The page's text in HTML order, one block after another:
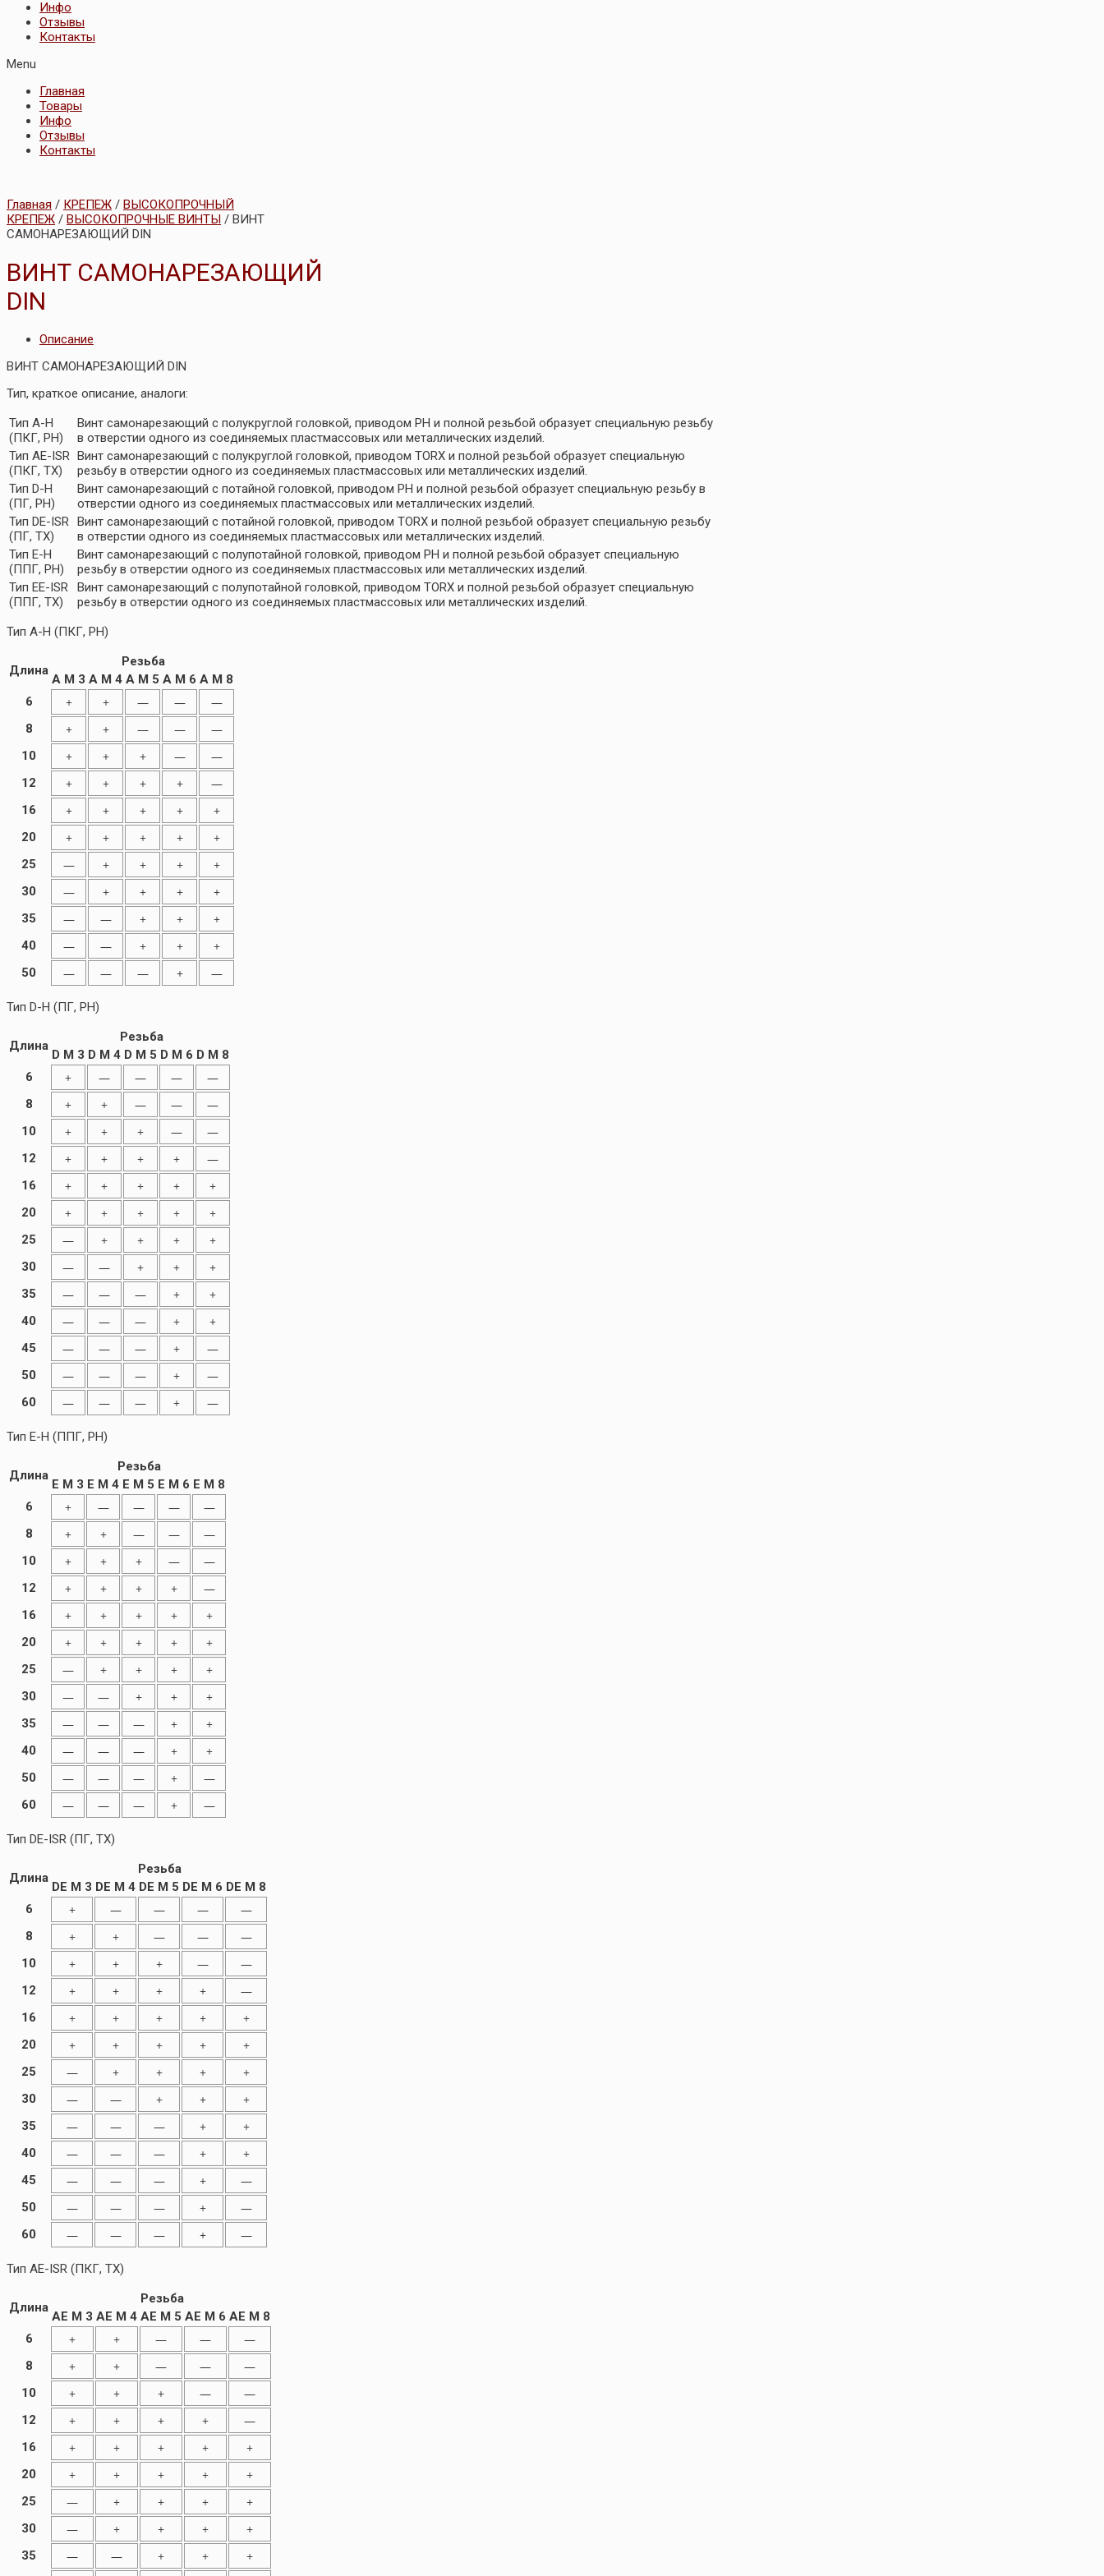
Инфо
Отзывы
Контакты
Menu
Главная
Товары
Инфо
Отзывы
Контакты
Главная / КРЕПЕЖ / ВЫСОКОПРОЧНЫЙ
КРЕПЕЖ / ВЫСОКОПРОЧНЫЕ ВИНТЫ / ВИНТ
САМОНАРЕЗАЮЩИЙ DIN
ВИНТ САМОНАРЕЗАЮЩИЙ
DIN
Описание
ВИНТ САМОНАРЕЗАЮЩИЙ DIN
Тип, краткое описание, аналоги:
Тип A-H
(ПКГ, PH)
Винт самонарезающий с полукруглой головкой, приводом PH и полной резьбой образует специальную резьбу
в отверстии одного из соединяемых пластмассовых или металлических изделий.
Тип AE-ISR
(ПКГ, TX)
Винт самонарезающий с полукруглой головкой, приводом TORX и полной резьбой образует специальную
резьбу в отверстии одного из соединяемых пластмассовых или металлических изделий.
Тип D-H
(ПГ, PH)
Винт самонарезающий с потайной головкой, приводом PH и полной резьбой образует специальную резьбу в
отверстии одного из соединяемых пластмассовых или металлических изделий.
Тип DE-ISR
(ПГ, TX)
Винт самонарезающий с потайной головкой, приводом TORX и полной резьбой образует специальную резьбу
в отверстии одного из соединяемых пластмассовых или металлических изделий.
Тип E-H
(ППГ, PH)
Винт самонарезающий с полупотайной головкой, приводом PH и полной резьбой образует специальную
резьбу в отверстии одного из соединяемых пластмассовых или металлических изделий.
Тип EE-ISR
(ППГ, TX)
Винт самонарезающий с полупотайной головкой, приводом TORX и полной резьбой образует специальную
резьбу в отверстии одного из соединяемых пластмассовых или металлических изделий.
Тип A-H (ПКГ, PH)
Длина
Резьба
A M 3 A M 4 A M 5 A M 6 A M 8
6
+ + — — —
8 + + — — —
10 + + + — —
12 + + + + —
16 + + + + +
20 + + + + +
25 — + + + +
30 — + + + +
35 — — + + +
40 — — + + +
50 — — — + —
Тип D-H (ПГ, PH)
Длина
Резьба
D M 3 D M 4 D M 5 D M 6 D M 8
6
+ — — — —
8 + + — — —
10 + + + — —
12 + + + + —
16 + + + + +
20 + + + + +
25 — + + + +
30 — — + + +
35 — — — + +
40 — — — + +
45 — — — + —
50 — — — + —
60 — — — + —
Тип E-H (ППГ, PH)
Длина
Резьба
E M 3 E M 4 E M 5 E M 6 E M 8
6
+ — — — —
8 + + — — —
10 + + + — —
12 + + + + —
16 + + + + +
20 + + + + +
25 — + + + +
30 — — + + +
35 — — — + +
40 — — — + +
50 — — — + —
60 — — — + —
Тип DE-ISR (ПГ, TX)
Длина
Резьба
DE M 3 DE M 4 DE M 5 DE M 6 DE M 8
6
+ — — — —
8 + + — — —
10 + + + — —
12 + + + + —
16 + + + + +
20 + + + + +
25 — + + + +
30 — — + + +
35 — — — + +
40 — — — + +
45 — — — + —
50 — — — + —
60 — — — + —
Тип AE-ISR (ПКГ, TX)
Длина
Резьба
AE M 3 AE M 4 AE M 5 AE M 6 AE M 8
6
+ + — — —
8 + + — — —
10 + + + — —
12 + + + + —
16 + + + + +
20 + + + + +
25 — + + + +
30 — + + + +
35 — — + + +